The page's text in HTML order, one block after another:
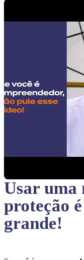
Usar uma
proteção
grande!